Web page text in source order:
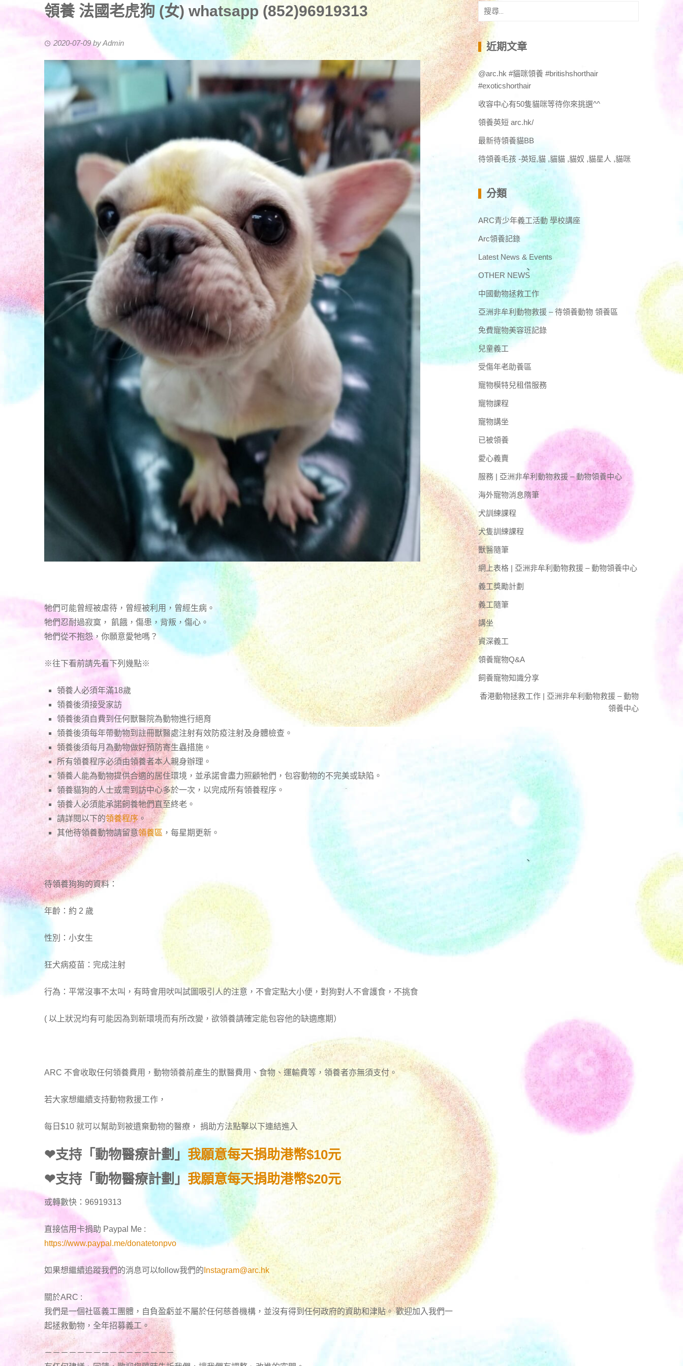
領養 法國老虎狗 (女) whatsapp (852)96919313
2020-07-09byAdmin
牠們可能曾經被虐待，曾經被利用，曾經生病。
牠們忍耐過寂寞， 飢餓，傷患，背叛，傷心。
牠們從不抱怨，你願意愛牠嗎？
※往下看前請先看下列幾點※
領養人必須年滿18歲
領養後須接受家訪
領養後須自費到任何獸醫院為動物進行絕育
領養後須每年帶動物到註冊獸醫處注射有效防疫注射及身體檢查。
領養後須每月為動物做好預防寄生蟲措施。
所有領養程序必須由領養者本人親身辦理。
領養人能為動物提供合適的居住環境，並承諾會盡力照顧牠們，包容動物的不完美或缺陷。
領養貓狗的人士或需到訪中心多於一次，以完成所有領養程序。
領養人必須能承諾飼養牠們直至終老。
請詳閱以下的領養程序。
其他待領養動物請留意領養區 ，每星期更新。
待領養狗狗的資料：
年齡：約 2 歲
性別：小女生
狂犬病疫苗：完成注射
行為：平常沒事不太叫，有時會用吠叫試圖吸引人的注意，不會定點大小便，對狗對人不會護食，不挑食
( 以上狀況均有可能因為到新環境而有所改變，欲領養請確定能包容他的缺適應期）
ARC 不會收取任何領養費用，動物領養前產生的獸醫費用、食物、運輸費等，領養者亦無須支付。
若大家想繼續支持動物救援工作，
每日$10 就可以幫助到被遺棄動物的醫療， 捐助方法點擊以下連結進入
❤支持「動物醫療計劃」 我願意每天捐助港幣$10元
❤支持「動物醫療計劃」 我願意每天捐助港幣$20元
或轉數快：96919313
直接信用卡捐助 Paypal Me :
https://www.paypal.me/donatetonpvo
如果想繼續追蹤我們的消息可以follow我們的 Instagram@arc.hk
關於ARC :
我們是一個社區義工團體，自負盈虧並不屬於任何慈善機構，並沒有得到任何政府的資助和津貼。 歡迎加入我們一
起拯救動物，全年招募義工。
－－－－－－－－－－－－－－－－
搜
尋
關
鍵
字:
近期文章
@arc.hk #貓咪領養 #britishshorthair
#exoticshorthair
收容中心有50隻貓咪等待你來挑選^^
領養英短 arc.hk/
最新待領養貓BB
待領養毛孩 -英短,貓 ,貓貓 ,貓奴 ,貓星人 ,貓咪
分類
ARC青少年義工活動 學校講座
Arc領養記錄
Latest News & Events
OTHER NEWS
中國動物拯救工作
亞洲非牟利動物救援 – 待領養動物 領養區
免費寵物美容班記錄
兒童義工
受傷年老助養區
寵物模特兒租借服務
寵物課程
寵物講坐
已被領養
愛心義賣
服務 | 亞洲非牟利動物救援 – 動物領養中心
海外寵物消息隋筆
犬訓練課程
犬隻訓練課程
獸醫隨筆
網上表格 | 亞洲非牟利動物救援 – 動物領養中心
義工獎勵計劃
義工隨筆
講坐
資深義工
領養寵物Q&A
飼養寵物知識分享
香港動物拯救工作 | 亞洲非牟利動物救援 – 動物
領養中心